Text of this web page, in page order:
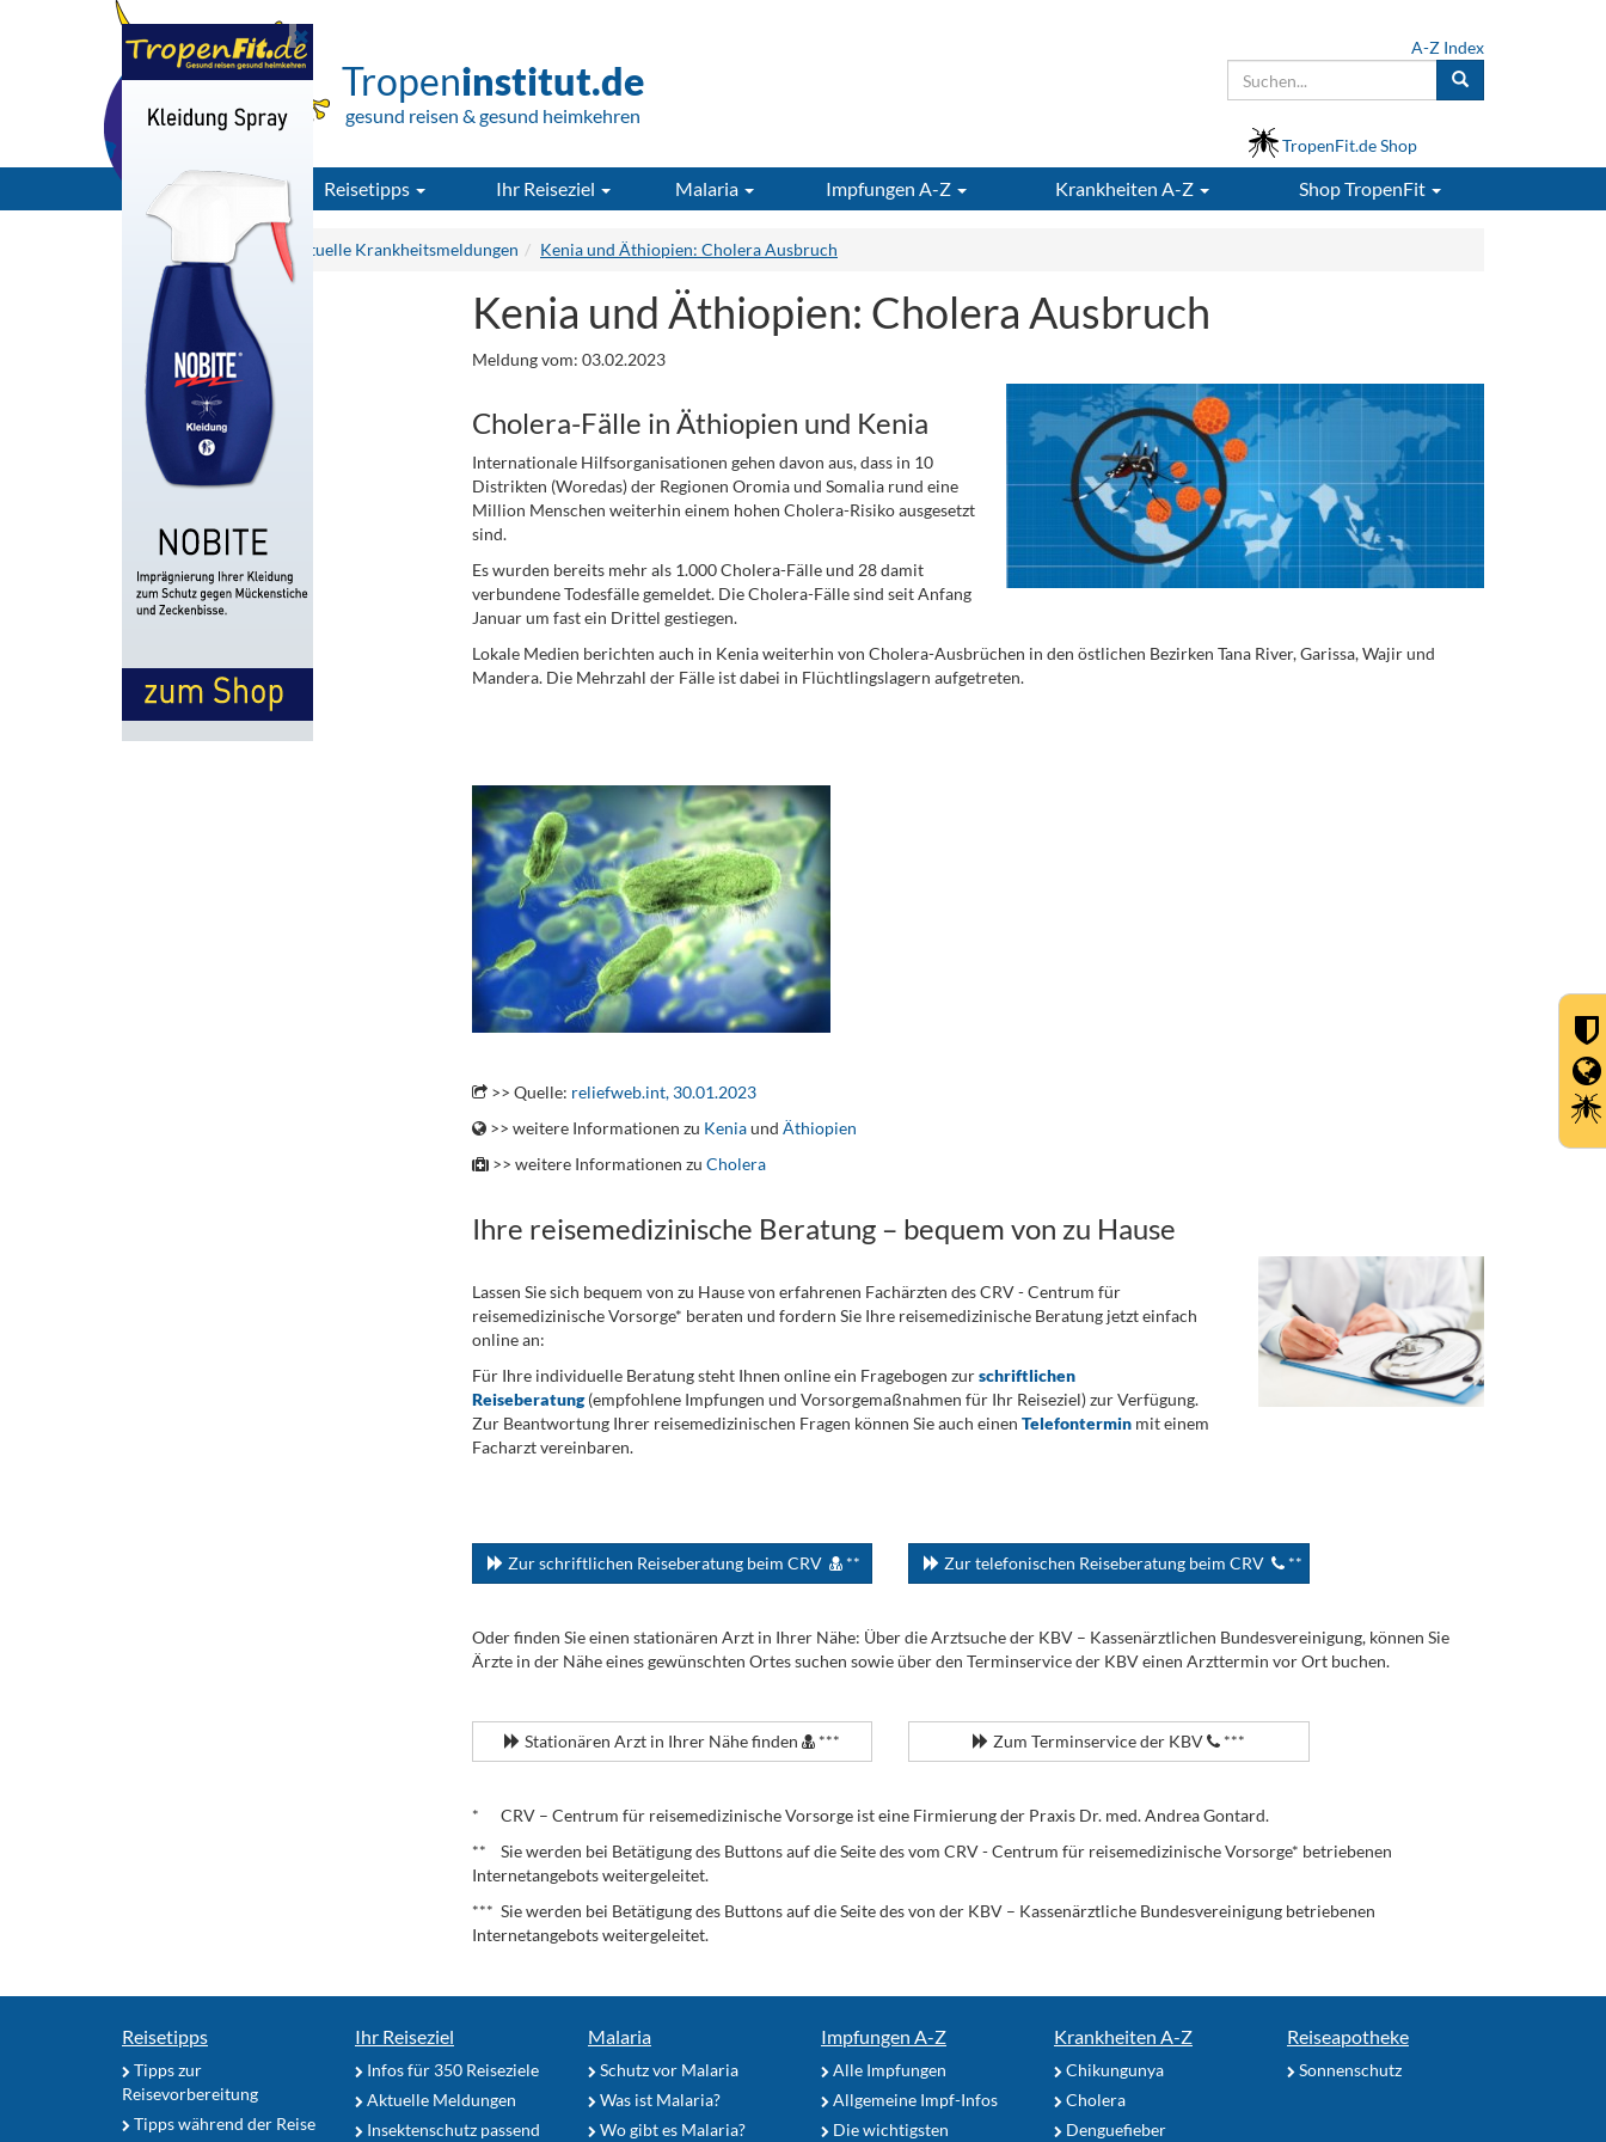
Tropeninstitut.de
gesund reisen & gesund heimkehren
A-Z Index
TropenFit.de Shop
Reisetipps Ihr Reiseziel Malaria Impfungen A-Z Krankheiten A-Z ShopTropenFit
Tropeninstitut.de Aktuelle Krankheitsmeldungen Kenia und Äthiopien: Cholera Ausbruch
Kenia und Äthiopien: Cholera Ausbruch
Meldung vom: 03.02.2023
Cholera-Fälle in Äthiopien und Kenia
Internationale Hilfsorganisationen gehen davon aus, dass in 10
Distrikten (Woredas) der Regionen Oromia und Somalia rund eine
Million Menschen weiterhin einem hohen Cholera-Risiko ausgesetzt
sind.
Es wurden bereits mehr als 1.000 Cholera-Fälle und 28 damit
verbundene Todesfälle gemeldet. Die Cholera-Fälle sind seit Anfang
Januar um fast ein Drittel gestiegen.
Lokale Medien berichten auch in Kenia weiterhin von Cholera-Ausbrüchen in den östlichen Bezirken Tana River, Garissa, Wajir und
Mandera. Die Mehrzahl der Fälle ist dabei in Flüchtlingslagern aufgetreten.
>> Quelle: reliefweb.int, 30.01.2023
>> weitere Informationen zu Keniaund Äthiopien
>> weitere Informationen zu Cholera
Ihre reisemedizinische Beratung – bequem von zu Hause
Lassen Sie sich bequem von zu Hause von erfahrenen Fachärzten des CRV - Centrum für
reisemedizinische Vorsorge* beraten und fordern Sie Ihre reisemedizinische Beratung jetzt einfach
online an:
Für Ihre individuelle Beratung steht Ihnen online ein Fragebogen zurschriftlichen
Reiseberatung(empfohlene Impfungen und Vorsorgemaßnahmen für Ihr Reiseziel) zur Verfügung.
Zur Beantwortung Ihrer reisemedizinischen Fragen können Sie auch einen Telefonterminmit einem
Facharzt vereinbaren.
Zur schriftlichen Reiseberatung beim CRV ** Zur telefonischen Reiseberatung beim CRV **
Oder finden Sie einen stationären Arzt in Ihrer Nähe: Über die Arztsuche der KBV – Kassenärztlichen Bundesvereinigung, können Sie
Ärzte in der Nähe eines gewünschten Ortes suchen sowie über den Terminservice der KBV einen Arzttermin vor Ort buchen.
Stationären Arzt in Ihrer Nähe finden *** Zum Terminservice der KBV ***
* CRV – Centrum für reisemedizinische Vorsorge ist eine Firmierung der Praxis Dr. med. Andrea Gontard.
** Sie werden bei Betätigung des Buttons auf die Seite des vom CRV - Centrum für reisemedizinische Vorsorge* betriebenen
Internetangebots weitergeleitet.
*** Sie werden bei Betätigung des Buttons auf die Seite des von der KBV – Kassenärztliche Bundesvereinigung betriebenen
Internetangebots weitergeleitet.
Reisetipps
Tipps zur
Reisevorbereitung
Tipps während der Reise
Ihr Reiseziel
Infos für 350 Reiseziele
Aktuelle Meldungen
Insektenschutz passend
Malaria
Schutz vor Malaria
Was ist Malaria?
Wo gibt es Malaria?
Impfungen A-Z
Alle Impfungen
Allgemeine Impf-Infos
Die wichtigsten
Krankheiten A-Z
Chikungunya
Cholera
Denguefieber
Reiseapotheke
Sonnenschutz